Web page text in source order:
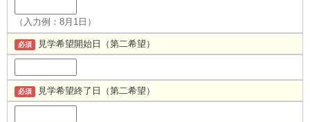
（入力例：8月1日）
必須 見学希望開始日（第二希望）
必須 見学希望終了日（第二希望）